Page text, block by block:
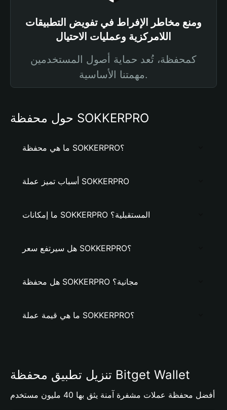
ومنع مخاطر الإفراط في تفويض التطبيقات
اللامركزية وعمليات الاحتيال
كمحفظة، تُعد حماية أصول المستخدمين
مهمتنا الأساسية.
حول محفظة SOKKERPRO
ما هي محفظة SOKKERPRO؟
أسباب تميز عملة SOKKERPRO
ما إمكانات SOKKERPRO المستقبلية؟
هل سيرتفع سعر SOKKERPRO؟
هل محفظة SOKKERPRO مجانية؟
ما هي قيمة عملة SOKKERPRO؟
تنزيل تطبيق محفظة Bitget Wallet
أفضل محفظة عملات مشفرة آمنة يثق بها 40 مليون مستخدم